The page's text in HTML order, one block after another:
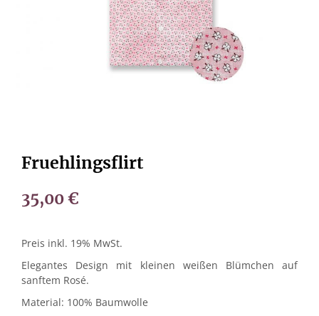
Fruehlingsflirt
35,00€
Preis inkl. 19% MwSt.
Elegantes Design mit kleinen weißen Blümchen auf
sanftem Rosé.
Material: 100% Baumwolle